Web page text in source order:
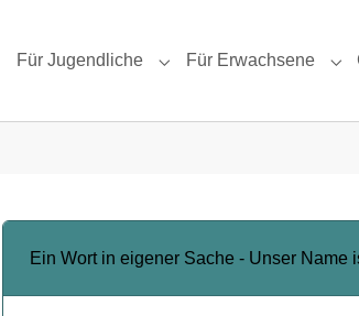
Für Jugendliche
Submenu for "Für
Für Erwachsene
Ein Wort in eigener Sache - Unser Name